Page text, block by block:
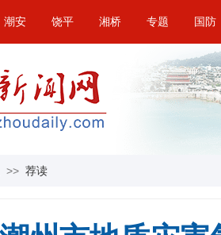
潮安 饶平 湘桥 专题 国防
>> 荐读